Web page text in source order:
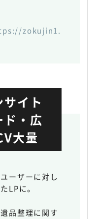
イト
ド・広
大量
ーザーに対し
LPに。
品整理に関す